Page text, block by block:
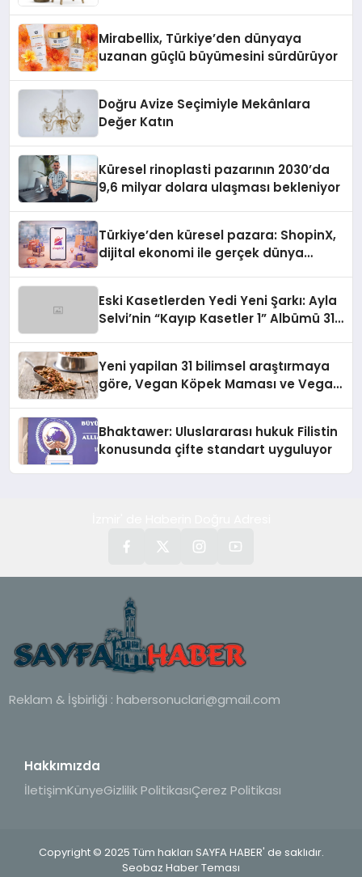
Mirabellix, Türkiye’den dünyaya
uzanan güçlü büyümesini sürdürüyor
Doğru Avize Seçimiyle Mekânlara
Değer Katın
Küresel rinoplasti pazarının 2030’da
9,6 milyar dolara ulaşması bekleniyor
Türkiye’den küresel pazara: ShopinX,
dijital ekonomi ile gerçek dünya
Eski Kasetlerden Yedi Yeni Şarkı: Ayla
Selvi’nin “Kayıp Kasetler 1” Albümü 31
Yeni yapilan 31 bilimsel araştırmaya
göre, Vegan Köpek Maması ve Vegan
Bhaktawer: Uluslararası hukuk Filistin
konusunda çifte standart uyguluyor
Reklam & İşbirliği : habersonuclari@gmail.com
Hakkımızda
İletişimKünyeGizlilik PolitikasıÇerez Politikası
Copyright © 2025 Tüm hakları SAYFA HABER' de saklıdır.
Seobaz Haber Teması